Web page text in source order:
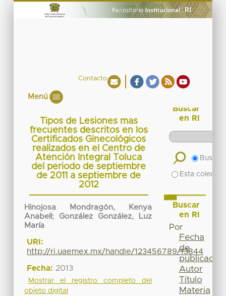
Contacto
Menú
Tipos de Lesiones mas
frecuentes descritos en los
Certificados Ginecológicos
realizados en el Centro de
Atención Integral Toluca
del periodo de septiembre
de 2011 a septiembre de
2012
Hinojosa Mondragón, Kenya
Anabell ; González González, Luz
María
URI:
http://ri.uaemex.mx/handle/123456789/13844
Fecha: 2013
Mostrar el registro completo del
objeto digital
Buscar
en RI
Buscar
Esta
Buscar
en RI
Por
Fecha
de
publicación
Autor
Título
Materia